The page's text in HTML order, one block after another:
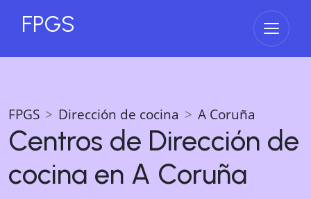
FPGS Abrir
FPGS Dirección de cocina A Coruña
Centros de Dirección de
cocina en A Coruña